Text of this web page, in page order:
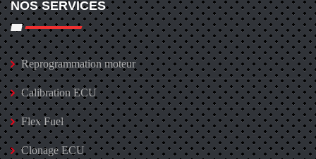
NOS SERVICES
Reprogrammation moteur
Calibration ECU
Flex Fuel
Clonage ECU